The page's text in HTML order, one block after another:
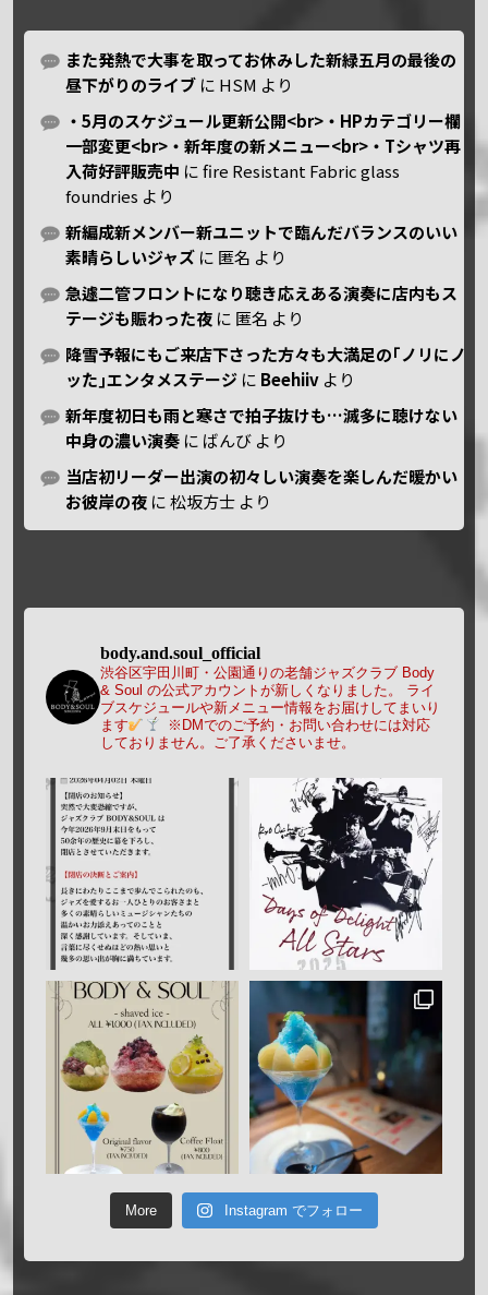
また発熱で大事を取ってお休みした新緑五月の最後の
昼下がりのライブ に HSM より
・5月のスケジュール更新公開<br>・HPカテゴリー欄
一部変更<br>・新年度の新メニュー<br>・Tシャツ再
入荷好評販売中 にfire Resistant Fabric glass
foundries より
新編成新メンバー新ユニットで臨んだバランスのいい
素晴らしいジャズ に 匿名 より
急遽二管フロントになり聴き応えある演奏に店内もス
テージも賑わった夜 に 匿名 より
降雪予報にもご来店下さった方々も大満足の｢ノリにノ
ッた｣エンタメステージ に Beehiiv より
新年度初日も雨と寒さで拍子抜けも…滅多に聴けない
中身の濃い演奏 に ばんび より
当店初リーダー出演の初々しい演奏を楽しんだ暖かい
お彼岸の夜 に松坂方士 より
body.and.soul_official
渋谷区宇田川町・公園通りの老舗ジャズクラブ Body
& Soul の公式アカウントが新しくなりました。
ライ
ブスケジュールや新メニュー情報をお届けしてまいり
ます
※DMでのご予約・お問い合わせには対応
しておりません。ご了承くださいませ。
More Instagram でフォロー